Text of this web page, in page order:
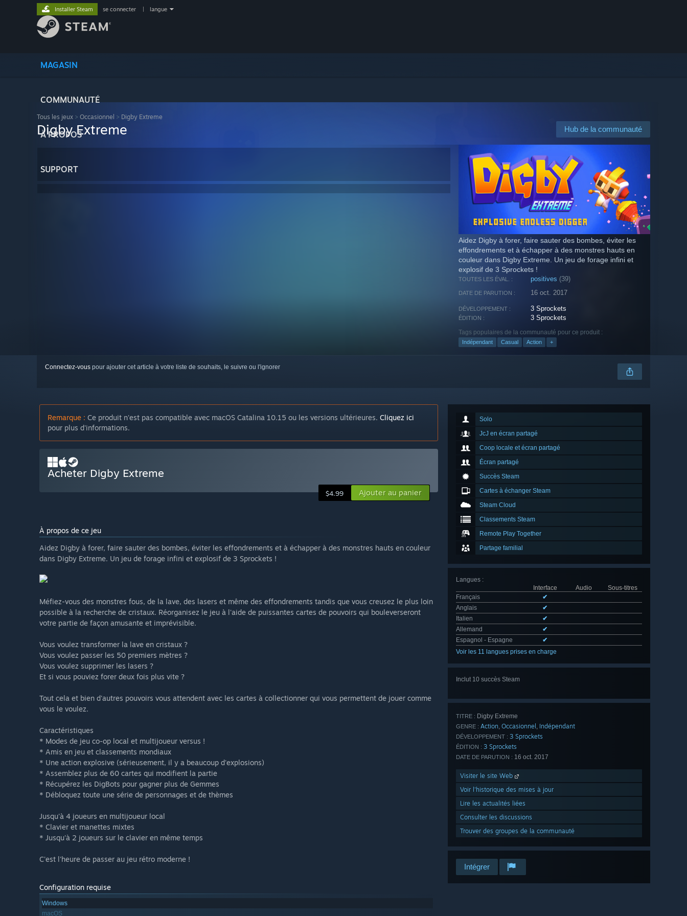
MAGASIN
COMMUNAUTÉ
À PROPOS
SUPPORT
Installer Steam se connecter langue
Tous les jeux > Occasionnel > Digby Extreme
Hub de la communauté
Digby Extreme
Aidez Digby à forer, faire sauter des bombes, éviter les
effondrements et à échapper à des monstres hauts en
couleur dans Digby Extreme. Un jeu de forage infini et
explosif de 3 Sprockets !
TOUTES LES ÉVAL. : positives (39)
DATE DE PARUTION : 16 oct. 2017
DÉVELOPPEMENT : 3 Sprockets
ÉDITION : 3 Sprockets
Tags populaires de la communauté pour ce produit :
Indépendant Casual Action +
Connectez-vous pour ajouter cet article à votre liste de souhaits, le suivre ou l'ignorer
Solo
JcJ en écran partagé
Coop locale et écran partagé
Écran partagé
Succès Steam
Cartes à échanger Steam
Steam Cloud
Classements Steam
Remote Play Together
Partage familial
Langues :
Interface
Audio
Sous-titres
Français
✔
Anglais
✔
Italien
✔
Allemand
✔
Espagnol - Espagne
✔
Voir les 11 langues prises en charge
Inclut 10 succès Steam
TITRE : Digby Extreme
GENRE : Action, Occasionnel , Indépendant
DÉVELOPPEMENT : 3 Sprockets
ÉDITION : 3 Sprockets
DATE DE PARUTION : 16 oct. 2017
Visiter le site Web
Voir l'historique des mises à jour
Lire les actualités liées
Consulter les discussions
Trouver des groupes de la communauté
Intégrer
Remarque : Ce produit n'est pas compatible avec macOS Catalina 10.15 ou les versions ultérieures. Cliquez ici
pour plus d'informations.
Acheter Digby Extreme
$4.99 Ajouter au panier
À propos de ce jeu
Aidez Digby à forer, faire sauter des bombes, éviter les effondrements et à échapper à des monstres hauts en couleur
dans Digby Extreme. Un jeu de forage infini et explosif de 3 Sprockets !
Méfiez-vous des monstres fous, de la lave, des lasers et même des effondrements tandis que vous creusez le plus loin
possible à la recherche de cristaux. Réorganisez le jeu à l'aide de puissantes cartes de pouvoirs qui bouleverseront
votre partie de façon amusante et imprévisible.
Vous voulez transformer la lave en cristaux ?
Vous voulez passer les 50 premiers mètres ?
Vous voulez supprimer les lasers ?
Et si vous pouviez forer deux fois plus vite ?
Tout cela et bien d'autres pouvoirs vous attendent avec les cartes à collectionner qui vous permettent de jouer comme
vous le voulez.
Caractéristiques
* Modes de jeu co-op local et multijoueur versus !
* Amis en jeu et classements mondiaux
* Une action explosive (sérieusement, il y a beaucoup d'explosions)
* Assemblez plus de 60 cartes qui modifient la partie
* Récupérez les DigBots pour gagner plus de Gemmes
* Débloquez toute une série de personnages et de thèmes
Jusqu'à 4 joueurs en multijoueur local
* Clavier et manettes mixtes
* Jusqu'à 2 joueurs sur le clavier en même temps
C'est l'heure de passer au jeu rétro moderne !
Configuration requise
Windows
macOS